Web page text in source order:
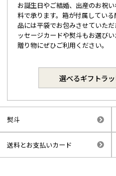
お誕生日やご結婚、出産のお祝
料で承ります。箱が付属してい
品には平袋でお包みさせていた
ッセージカードや熨斗もお選び
贈り物にぜひご利用ください。
選べるギフトラ
熨斗
送料とお支払いカード